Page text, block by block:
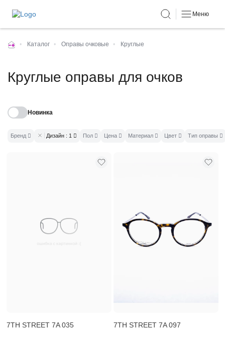
Меню
• Каталог • Оправы очковые • Круглые
Круглые оправы для очков
Новинка
Бренд Дизайн : 1 Пол Цена Материал Цвет Тип оправы
7TH STREET 7A 035 7TH STREET 7A 097